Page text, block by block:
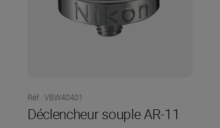
Réf.: VBW40401
Déclencheur souple AR-11